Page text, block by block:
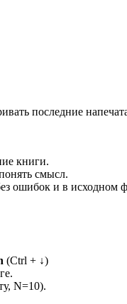
последние
книги.
смысл.
ошибок и в исходном
(Ctrl + ↓)
N=10).